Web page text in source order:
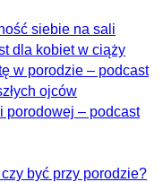
siebie na sali
dla kobiet w ciąży
w porodzie – podcast
ojców
porodowej – podcast
być przy porodzie?